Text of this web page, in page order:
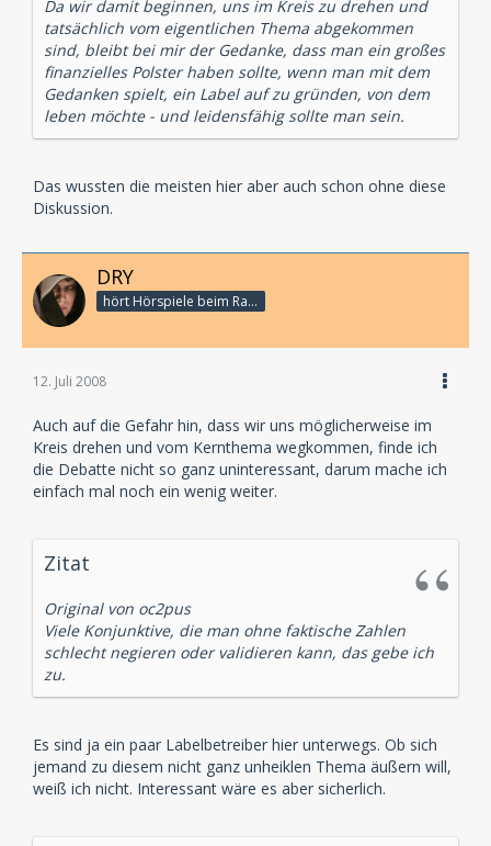
Da wir damit beginnen, uns im Kreis zu drehen und
tatsächlich vom eigentlichen Thema abgekommen
sind, bleibt bei mir der Gedanke, dass man ein großes
finanzielles Polster haben sollte, wenn man mit dem
Gedanken spielt, ein Label auf zu gründen, von dem
leben möchte - und leidensfähig sollte man sein.
Das wussten die meisten hier aber auch schon ohne diese
Diskussion.
DRY
hört Hörspiele beim Rasenmähen
12. Juli 2008
Auch auf die Gefahr hin, dass wir uns möglicherweise im
Kreis drehen und vom Kernthema wegkommen, finde ich
die Debatte nicht so ganz uninteressant, darum mache ich
einfach mal noch ein wenig weiter.
Zitat
Original von oc2pus
Viele Konjunktive, die man ohne faktische Zahlen
schlecht negieren oder validieren kann, das gebe ich
zu.
Es sind ja ein paar Labelbetreiber hier unterwegs. Ob sich
jemand zu diesem nicht ganz unheiklen Thema äußern will,
weiß ich nicht. Interessant wäre es aber sicherlich.